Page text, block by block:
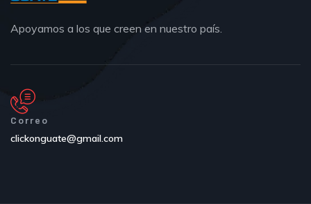
Apoyamos a los que creen en nuestro país.
Correo
clickonguate@gmail.com